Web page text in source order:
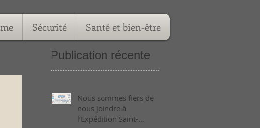
Sécurité Santé et bien-être
Publication récente
Nous sommes fiers de
nous joindre à
l’Expédition Saint-